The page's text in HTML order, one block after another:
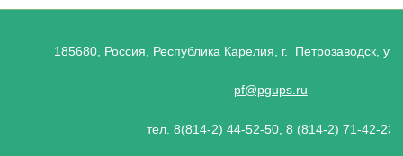
185680, Россия, Республика Карелия, г. Петрозаводск,
pf@pgups.ru
тел. 8(814-2) 44-52-50, 8 (814-2) 71-42-23